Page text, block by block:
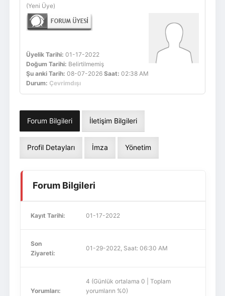
(Yeni Üye)
Üyelik Tarihi: 01-17-2022
Doğum Tarihi: Belirtilmemiş
Şu anki Tarih: 08-07-2026 Saat: 02:38 AM
Durum: Çevrimdışı
Forum Bilgileri İletişim Bilgileri
Profil Detayları İmza Yönetim
Forum Bilgileri
Kayıt Tarihi: 01-17-2022
Son
Ziyareti:
01-29-2022, Saat: 06:30 AM
Yorumları:
4 (Günlük ortalama 0 | Toplam
yorumların %0)